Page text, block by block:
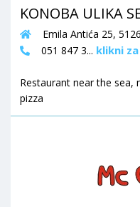
KONOBA ULIKA
Emila Antića 25,
051 847 3... klikni
Restaurant near the sea,
pizza